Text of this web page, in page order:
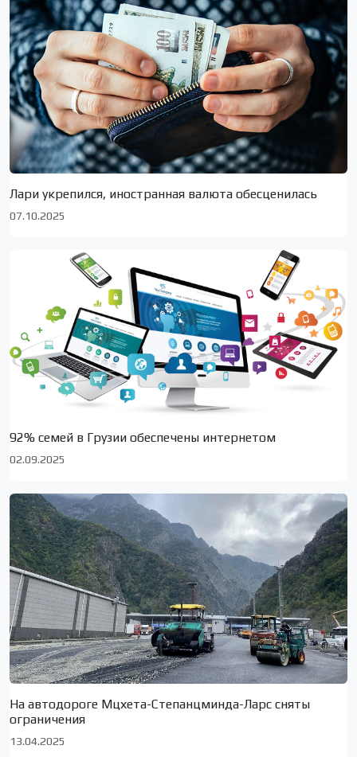
Лари укрепился, иностранная валюта обесценилась
07.10.2025
92% семей в Грузии обеспечены интернетом
02.09.2025
На автодороге Мцхета-Степанцминда-Ларс сняты
ограничения
13.04.2025